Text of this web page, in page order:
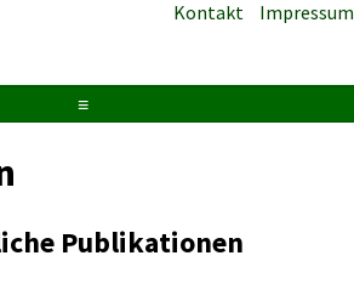
Kontakt Impressum
≡
Publikationen